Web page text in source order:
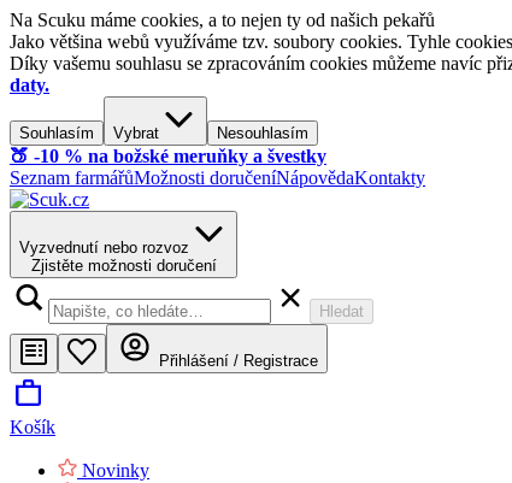
Na Scuku máme cookies, a to nejen ty od našich pekařů
Jako většina webů využíváme tzv. soubory cookies. Tyhle
Díky vašemu souhlasu se zpracováním cookies můžeme navíc
daty.
Souhlasím Vybrat Nesouhlasím
🍑​ -10 % na božské meruňky a švestky
Seznam farmářůMožnosti doručeníNápovědaKontakty
Vyzvednutí nebo rozvoz
Zjistěte možnosti doručení
Hledat
Přihlášení / Registrace
Košík
Novinky